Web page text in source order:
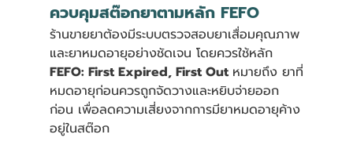
ควบคุมสต๊อกยาตามหลัก FEFO
ร้านขายยาต้องมีระบบตรวจสอบยาเสื่อมคุณภาพ
และยาหมดอายุอย่างชัดเจน โดยควรใช้หลัก
FEFO: First Expired, First Out หมายถึง ยาที่
หมดอายุก่อนควรถูกจัดวางและหยิบจ่ายออก
ก่อน เพื่อลดความเสี่ยงจากการมียาหมดอายุค้าง
อยู่ในสต๊อก